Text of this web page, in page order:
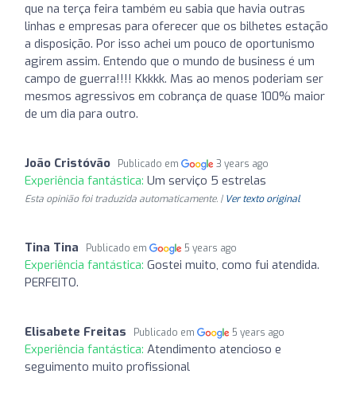
que na terça feira também eu sabia que havia outras
linhas e empresas para oferecer que os bilhetes estação
a disposição. Por isso achei um pouco de oportunismo
agirem assim. Entendo que o mundo de business é um
campo de guerra!!!! Kkkkk. Mas ao menos poderiam ser
mesmos agressivos em cobrança de quase 100% maior
de um dia para outro.
João Cristóvão Publicado em 3 years ago
Experiência fantástica: Um serviço 5 estrelas
Esta opinião foi traduzida automaticamente. | Ver texto original
Tina Tina Publicado em 5 years ago
Experiência fantástica: Gostei muito, como fui atendida.
PERFEITO.
Elisabete Freitas Publicado em 5 years ago
Experiência fantástica: Atendimento atencioso e
seguimento muito profissional